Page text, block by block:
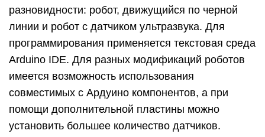
разновидности: робот, движущийся по черной
линии и робот с датчиком ультразвука. Для
программирования применяется текстовая среда
Arduino IDE. Для разных модификаций роботов
имеется возможность использования
совместимых с Ардуино компонентов, а при
помощи дополнительной пластины можно
установить большее количество датчиков.